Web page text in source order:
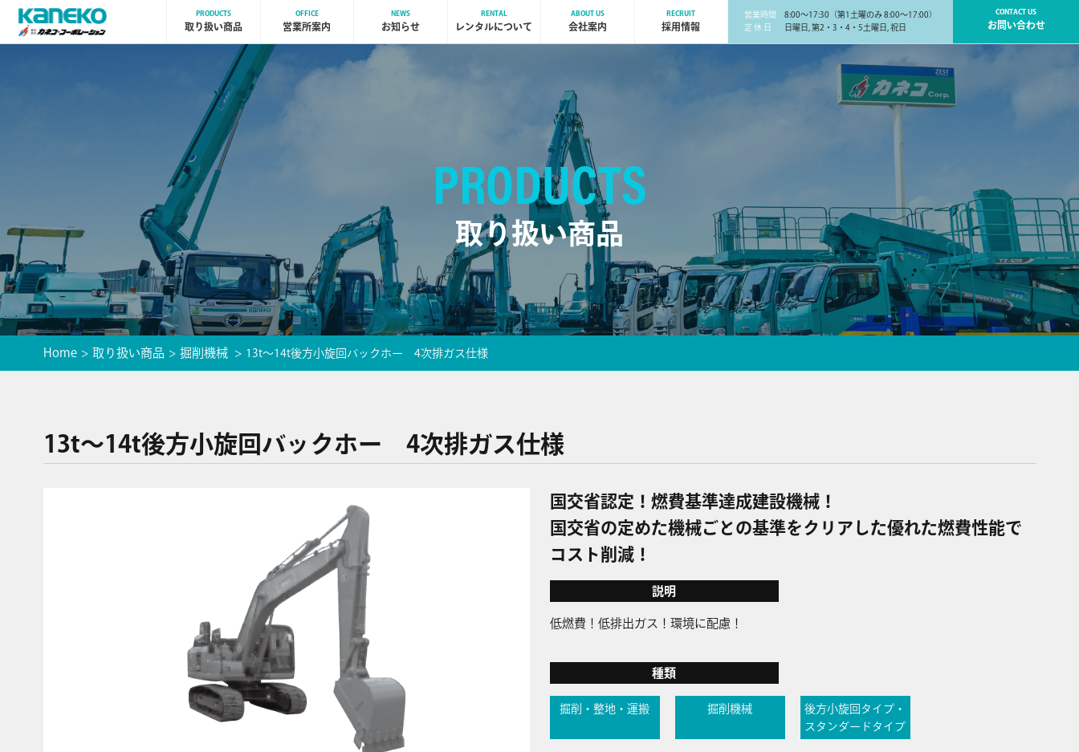
PRODUCTS
取り扱い商品
OFFICE
営業所案内
NEWS
お知らせ
RENTAL
レンタルについて
ABOUT US
会社案内
RECRUIT
採用情報
営業時間
8:00～17:30（第1土曜のみ 8:00～17:00）
定 休 日
日曜日, 第2・3・4・5土曜日, 祝日
CONTACT US
お問い合わせ
PRODUCTS
取り扱い商品
Home 取り扱い商品 掘削機械 13t～14t後方小旋回バックホー 4次排ガス仕様
13t～14t後方小旋回バックホー 4次排ガス仕様
国交省認定！燃費基準達成建設機械！
国交省の定めた機械ごとの基準をクリアした優れた燃費性能で
コスト削減！
説明
低燃費！低排出ガス！環境に配慮！
種類
掘削・整地・運搬 掘削機械
後方小旋回タイプ・
スタンダードタイプ